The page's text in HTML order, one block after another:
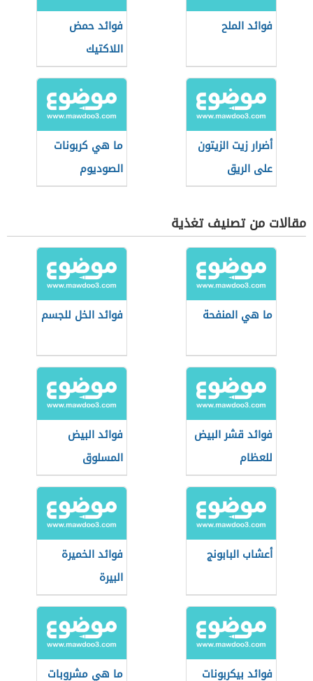
فوائد الملح
فوائد حمض
اللاكتيك
أضرار زيت الزيتون
على الريق
ما هي كربونات
الصوديوم
مقالات من تصنيف تغذية
ما هي المنفحة فوائد الخل للجسم
فوائد قشر البيض
للعظام
فوائد البيض
المسلوق
أعشاب البابونج
فوائد الخميرة
البيرة
فوائد بيكربونات
ما هي مشروبات